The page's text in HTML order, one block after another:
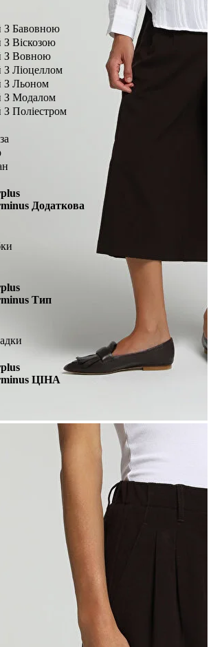
З Бавовною
Віскозою
З Вовною
З Ліоцеллом
З Льоном
З Модалом
Поліестром
Додаткова
Тип
ЦІНА